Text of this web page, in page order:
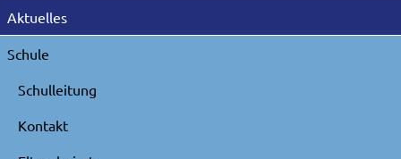
Navigation
Aktuelles
Schule
Schulleitung
Kontakt